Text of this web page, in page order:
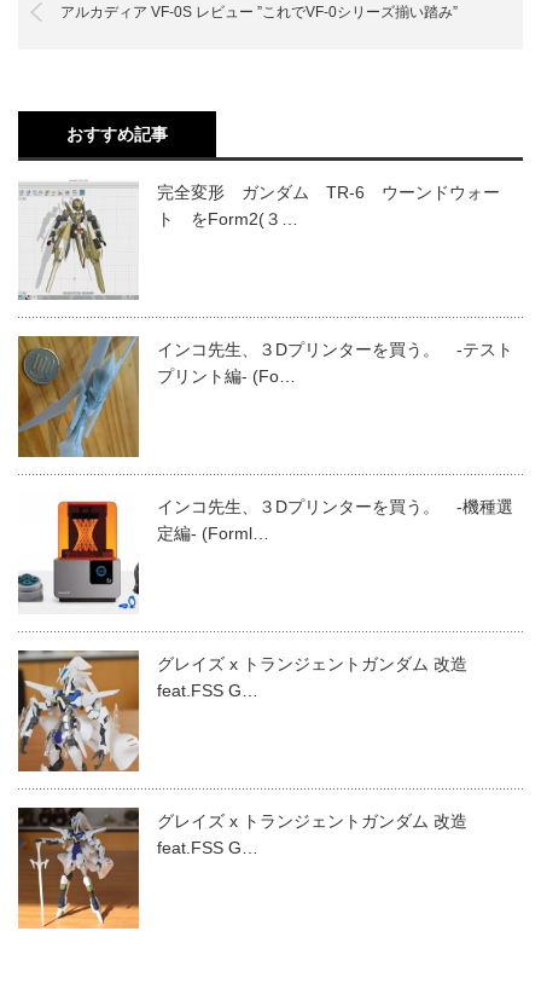
アルカディア VF-0S レビュー ”これでVF-0シリーズ揃い踏み”
おすすめ記事
完全変形 ガンダム TR-6 ウーンドウォー
ト をForm2(３…
インコ先生、３Dプリンターを買う。 -テスト
プリント編- (Fo…
インコ先生、３Dプリンターを買う。 -機種選
定編- (Forml…
グレイズ x トランジェントガンダム 改造
feat.FSS G…
グレイズ x トランジェントガンダム 改造
feat.FSS G…